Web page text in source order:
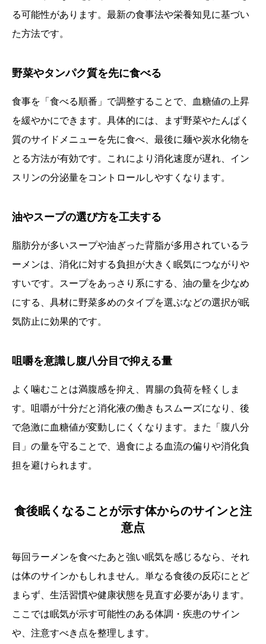
る可能性があります。最新の食事法や栄養知見に基づい
た方法です。
野菜やタンパク質を先に食べる
食事を「食べる順番」で調整することで、血糖値の上昇
を緩やかにできます。具体的には、まず野菜やたんぱく
質のサイドメニューを先に食べ、最後に麺や炭水化物を
とる方法が有効です。これにより消化速度が遅れ、イン
スリンの分泌量をコントロールしやすくなります。
油やスープの選び方を工夫する
脂肪分が多いスープや油ぎった背脂が多用されているラ
ーメンは、消化に対する負担が大きく眠気につながりや
すいです。スープをあっさり系にする、油の量を少なめ
にする、具材に野菜多めのタイプを選ぶなどの選択が眠
気防止に効果的です。
咀嚼を意識し腹八分目で抑える量
よく噛むことは満腹感を抑え、胃腸の負荷を軽くしま
す。咀嚼が十分だと消化液の働きもスムーズになり、後
で急激に血糖値が変動しにくくなります。また「腹八分
目」の量を守ることで、過食による血流の偏りや消化負
担を避けられます。
食後眠くなることが示す体からのサインと注
意点
毎回ラーメンを食べたあと強い眠気を感じるなら、それ
は体のサインかもしれません。単なる食後の反応にとど
まらず、生活習慣や健康状態を見直す必要があります。
ここでは眠気が示す可能性のある体調・疾患のサイン
や、注意すべき点を整理します。